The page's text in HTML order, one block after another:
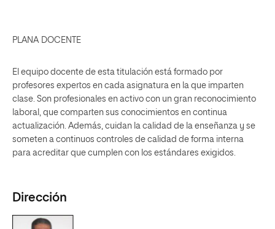
PLANA DOCENTE
El equipo docente de esta titulación está formado por
profesores expertos en cada asignatura en la que imparten
clase. Son profesionales en activo con un gran reconocimiento
laboral, que comparten sus conocimientos en continua
actualización. Además, cuidan la calidad de la enseñanza y se
someten a continuos controles de calidad de forma interna
para acreditar que cumplen con los estándares exigidos.
Dirección